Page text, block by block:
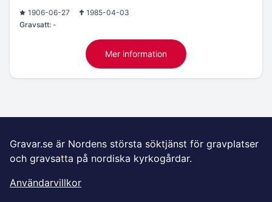
1906-06-27
1985-04-03
Gravsatt: -
Mer information
Gravar.se är Nordens största söktjänst för gravplatser
och gravsatta på nordiska kyrkogårdar.
Användarvillkor